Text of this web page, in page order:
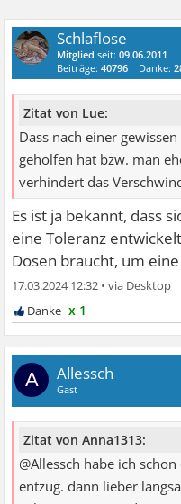
Schlaflose
Mitglied seit:09.06.2011
Beiträge:40796 Danke:
Zitat von Lue:
Dass nach einer
geholfen hat bzw. man
verhindert das
Es ist ja bekannt, dass
eine Toleranz
Dosen braucht, um
17.03.2024 12:32 •
x 1
A Allessch
Gast
Zitat von Anna1313:
@Allessch habe ich
entzug. dann lieber